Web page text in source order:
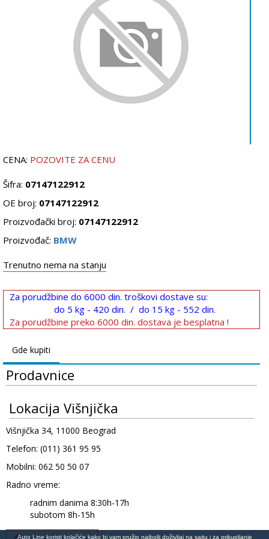
CENA: POZOVITE ZA CENU
Šifra: 07147122912
OE broj: 07147122912
Proizvođački broj: 07147122912
Proizvođač: BMW
Trenutno nema na stanju
Za porudžbine do 6000 din. troškovi dostave su:
do 5 kg - 420 din. / do 15 kg - 552 din.
Za porudžbine preko 6000 din. dostava je besplatna !
Gde kupiti
Prodavnice
Lokacija Višnjička
Višnjička 34, 11000 Beograd
Telefon: (011) 361 95 95
Mobilni: 062 50 50 07
Radno vreme:
radnim danima 8:30h-17h
subotom 8h-15h
Auto Line koristi kolačiće kako bi vam pružio najbolji doživljaj na sajtu i za prikupljanje